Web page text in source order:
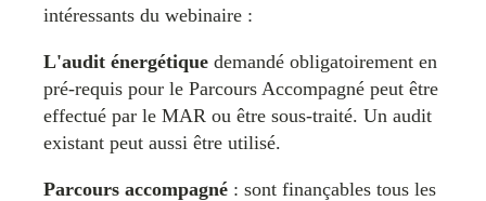
intéressants du webinaire :
L'audit énergétique demandé obligatoirement en
pré-requis pour le Parcours Accompagné peut être
effectué par le MAR ou être sous-traité. Un audit
existant peut aussi être utilisé.
Parcours accompagné : sont finançables tous les